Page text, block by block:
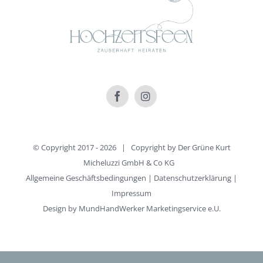
© Copyright 2017 -2026 | Copyright by Der Grüne Kurt
Micheluzzi GmbH & Co KG
Allgemeine Geschäftsbedingungen | Datenschutzerklärung |
Impressum
Design by MundHandWerker Marketingservice e.U.